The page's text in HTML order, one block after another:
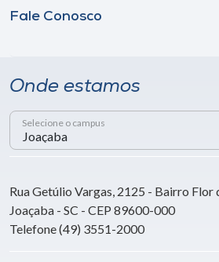
Fale Conosco
Onde estamos
Selecione o campus
Rua Getúlio Vargas, 2125 - Bairro Flor
Joaçaba - SC - CEP 89600-000
Telefone (49) 3551-2000